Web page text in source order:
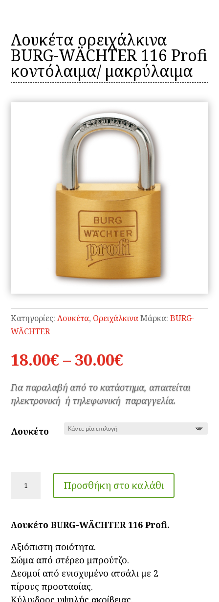
Λουκέτα ορειχάλκινα
BURG-WÄCHTER 116 Profi
κοντόλαιμα/ μακρύλαιμα
Κατηγορίες:Λουκέτα, Ορειχάλκινα Μάρκα:BURG-
WÄCHTER
18.00€ – 30.00€
18.00€
through
30.00€
Για παραλαβή από το κατάστημα, απαιτείται
ηλεκτρονική ή τηλεφωνική παραγγελία.
Λουκέτο
ορειχάλκινα
116
Profi
κοντόλαιμα/
μακρύλαιμα
ποσότητα
Προσθήκη στο καλάθι
Λουκέτο BURG-WÄCHTER 116 Profi.
Αξιόπιστη ποιότητα.
Σώμα από στέρεο μπρούτζο.
Δεσμοί από ενισχυμένο ατσάλι με 2
πίρους προστασίας.